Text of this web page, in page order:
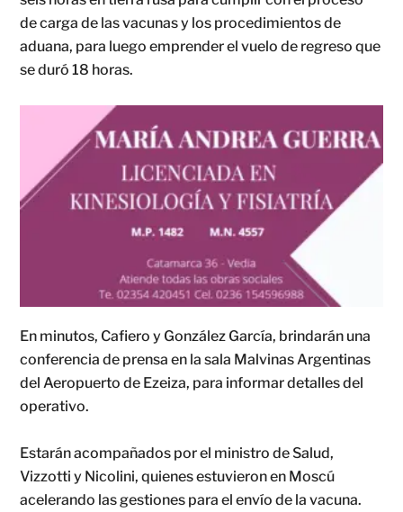
de carga de las vacunas y los procedimientos de
aduana, para luego emprender el vuelo de regreso que
se duró 18 horas.
En minutos, Cafiero y González García, brindarán una
conferencia de prensa en la sala Malvinas Argentinas
del Aeropuerto de Ezeiza, para informar detalles del
operativo.
Estarán acompañados por el ministro de Salud,
Vizzotti y Nicolini, quienes estuvieron en Moscú
acelerando las gestiones para el envío de la vacuna.